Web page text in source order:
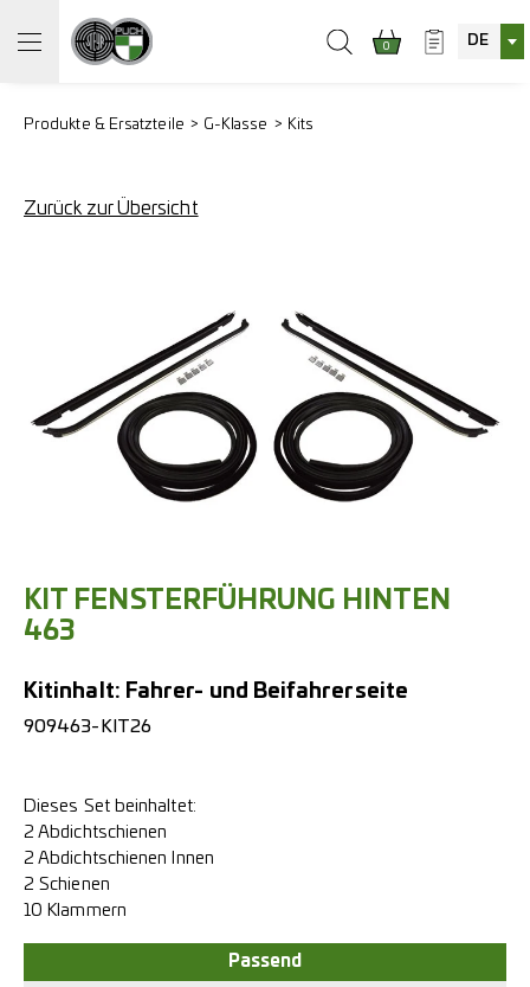
0 DE
Produkte & Ersatzteile G-Klasse Kits
Zurück zur Übersicht
KIT FENSTERFÜHRUNG HINTEN
463
Kitinhalt: Fahrer- und Beifahrerseite
909463-KIT26
Dieses Set beinhaltet:
2 Abdichtschienen
2 Abdichtschienen Innen
2 Schienen
10 Klammern